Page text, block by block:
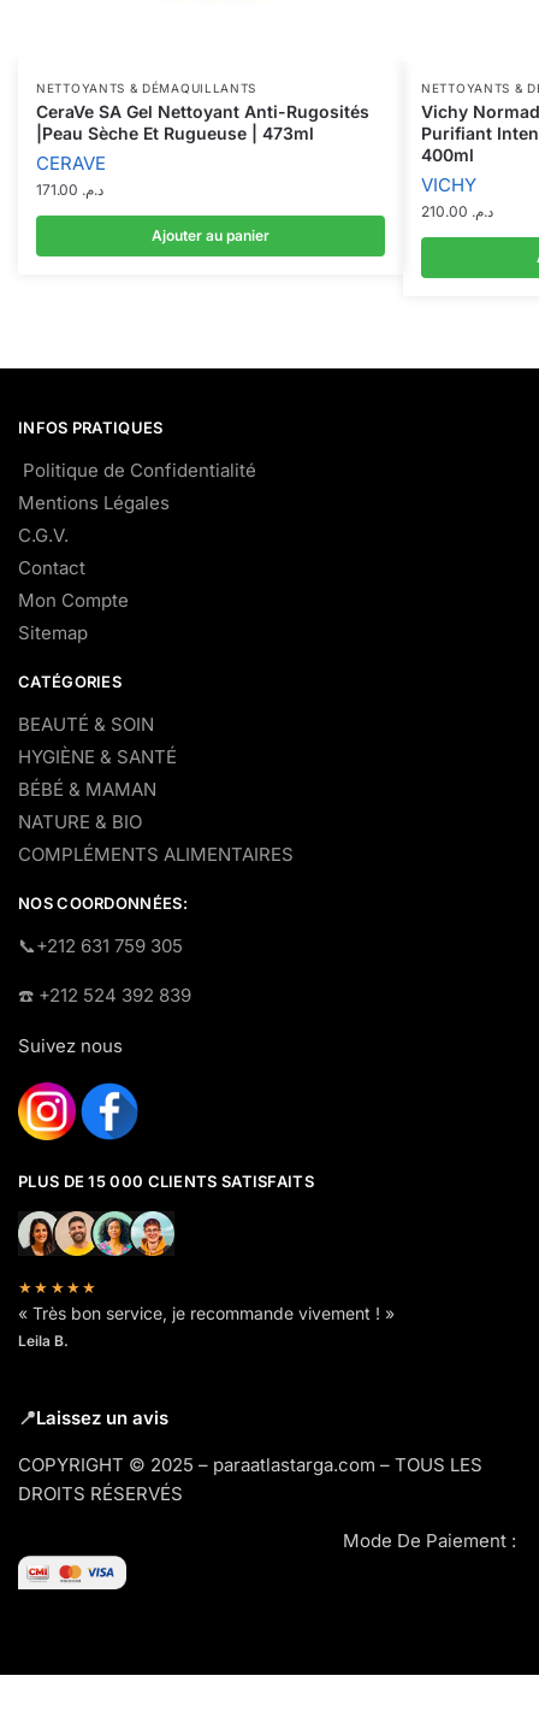
NETTOYANTS & DÉMAQUILLANTS
CeraVe SA Gel Nettoyant Anti-Rugosités
|Peau Sèche Et Rugueuse | 473ml
CERAVE
د.م.
Ajouter au panier
NETTOYANTS &
Vichy
Purifiant
400ml
VICHY
د.م.
INFOS PRATIQUES
Politique de Confidentialité
Mentions Légales
C.G.V.
Contact
Mon Compte
Sitemap
CATÉGORIES
BEAUTÉ & SOIN
HYGIÈNE & SANTÉ
BÉBÉ & MAMAN
NATURE & BIO
COMPLÉMENTS ALIMENTAIRES
NOS COORDONNÉES:
​📞+212 631 759 305
☎️​ +212 524 392 839
Suivez nous
PLUS DE 15 000 CLIENTS SATISFAITS
★★★★★
« Très bon service, je recommande vivement ! »
Leila B.
📍Laissez un avis
COPYRIGHT © 2025 – paraatlastarga.com – TOUS LES
DROITS RÉSERVÉS
Mode De Paiement :